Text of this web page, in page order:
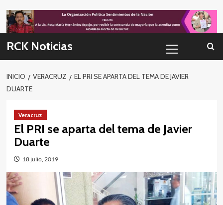
to
content
RCK Noticias
primario
INICIO VERACRUZ
EL PRI SE APARTA DEL TEMA DE JAVIER
DUARTE
Veracruz
El PRI se aparta del tema de Javier
Duarte
18 julio, 2019